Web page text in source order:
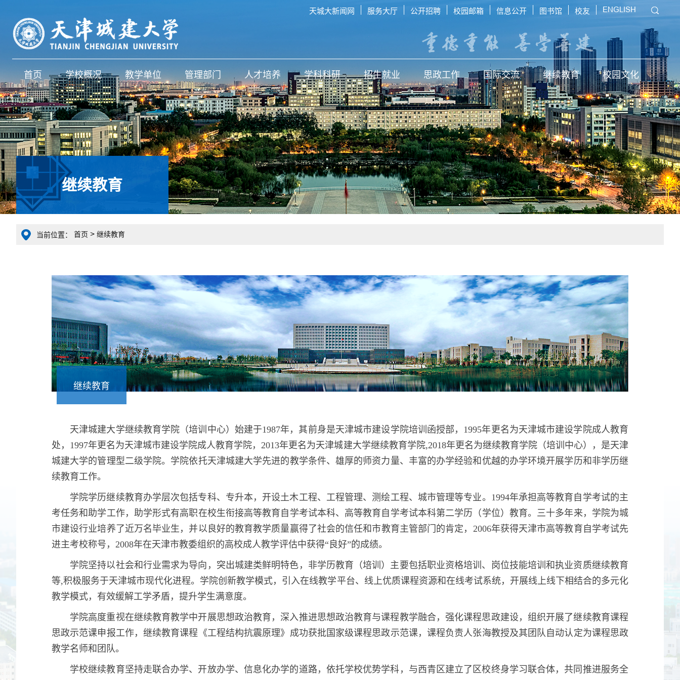
天城大新闻网 服务大厅 公开招聘 校园邮箱 信息公开 图书馆 校友 ENGLISH
首页 学校概况 教学单位 管理部门 人才培养 学科科研 招生就业 思政工作 国际交流 继续教育 校园文化
继续教育
当前位置： 首页 > 继续教育
继续教育
天津城建大学继续教育学院（培训中心）始建于1987年，其前身是天津城市建设学院培训函授部，1995年更名为天津城市建设学院成人教育
处，1997年更名为天津城市建设学院成人教育学院，2013年更名为天津城建大学继续教育学院,2018年更名为继续教育学院（培训中心），是天津
城建大学的管理型二级学院。学院依托天津城建大学先进的教学条件、雄厚的师资力量、丰富的办学经验和优越的办学环境开展学历和非学历继
续教育工作。
学院学历继续教育办学层次包括专科、专升本，开设土木工程、工程管理、测绘工程、城市管理等专业。1994年承担高等教育自学考试的主
考任务和助学工作，助学形式有高职在校生衔接高等教育自学考试本科、高等教育自学考试本科第二学历（学位）教育。三十多年来，学院为城
市建设行业培养了近万名毕业生，并以良好的教育教学质量赢得了社会的信任和市教育主管部门的肯定，2006年获得天津市高等教育自学考试先
进主考校称号，2008年在天津市教委组织的高校成人教学评估中获得“良好”的成绩。
学院坚持以社会和行业需求为导向，突出城建类鲜明特色，非学历教育（培训）主要包括职业资格培训、岗位技能培训和执业资质继续教育
等,积极服务于天津城市现代化进程。学院创新教学模式，引入在线教学平台、线上优质课程资源和在线考试系统，开展线上线下相结合的多元化
教学模式，有效缓解工学矛盾，提升学生满意度。
学院高度重视在继续教育教学中开展思想政治教育，深入推进思想政治教育与课程教学融合，强化课程思政建设，组织开展了继续教育课程
思政示范课申报工作，继续教育课程《工程结构抗震原理》成功获批国家级课程思政示范课，课程负责人张海教授及其团队自动认定为课程思政
教学名师和团队。
学校继续教育坚持走联合办学、开放办学、信息化办学的道路，依托学校优势学科，与西青区建立了区校终身学习联合体，共同推进服务全